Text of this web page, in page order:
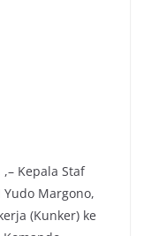
Kepala Staf
Yudo Margono,
(Kunker) ke